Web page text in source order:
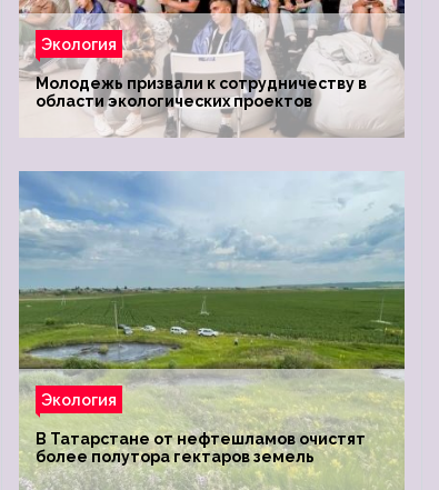
Экология
Молодежь призвали к сотрудничеству в
области экологических проектов
Экология
В Татарстане от нефтешламов очистят
более полутора гектаров земель